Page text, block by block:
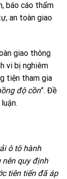
báo cáo thẩm
an toàn giao
giao thông
vi bị nghiêm
tiện tham gia
độ cồn”. Đề
ô tô hành
nên quy định
tiên tiến đã áp